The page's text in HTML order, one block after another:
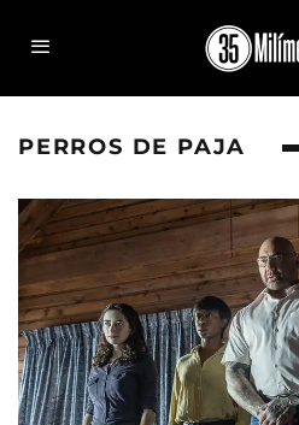
PERROS DE PAJA